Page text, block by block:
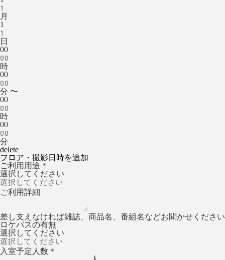
月
1
日
00
時
00
分 〜
00
時
00
分
delete
フロア・撮影日時を追加
ご利用用途 ＊
選択してください
ご利用詳細
差し支えなければ雑誌、商品名、番組名などお聞かせくださ
ロケバスの有無
選択してください
入室予定人数 ＊